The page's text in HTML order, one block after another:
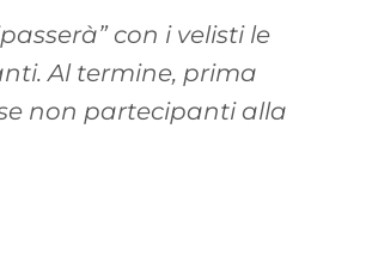
con i velisti le
Al termine, prima
non partecipanti alla